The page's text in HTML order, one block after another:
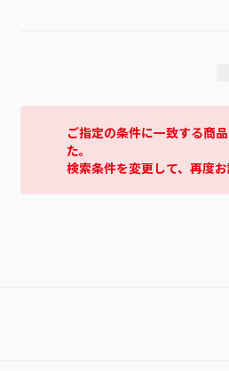
ご指定の条件に一致する商
た。
検索条件を変更して、再度お